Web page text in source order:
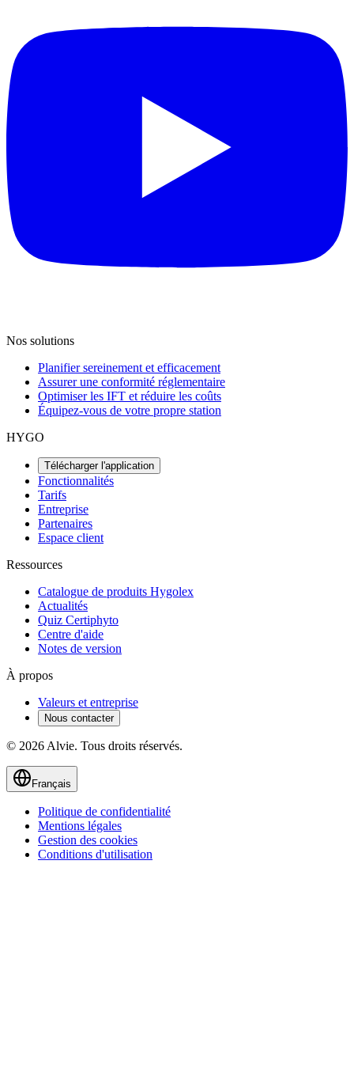
Nos solutions
Planifier sereinement et efficacement
Assurer une conformité réglementaire
Optimiser les IFT et réduire les coûts
Équipez-vous de votre propre station
HYGO
Télécharger l'application
Fonctionnalités
Tarifs
Entreprise
Partenaires
Espace client
Ressources
Catalogue de produits Hygolex
Actualités
Quiz Certiphyto
Centre d'aide
Notes de version
À propos
Valeurs et entreprise
Nous contacter
© 2026 Alvie. Tous droits réservés.
Français
Politique de confidentialité
Mentions légales
Gestion des cookies
Conditions d'utilisation